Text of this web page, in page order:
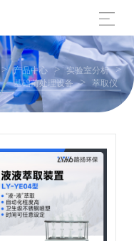
产品中心 > 实验室分析 >
基础前处理设备 > 萃取仪